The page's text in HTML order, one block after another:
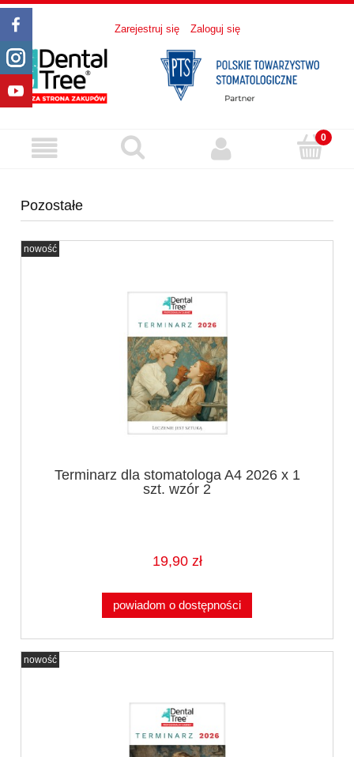
Zarejestruj się Zaloguj się
Pozostałe
Terminarz dla stomatologa A4 2026 x 1
szt. wzór 2
19,90 zł
powiadom o dostępności
nowość
nowość